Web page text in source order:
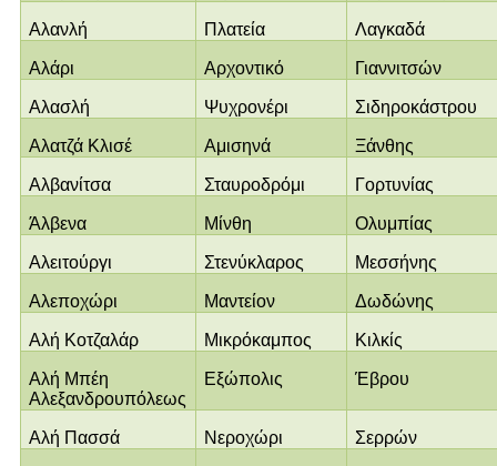
Αλανλή Πλατεία Λαγκαδά
Αλάρι Αρχοντικό Γιαννιτσών
Αλασλή Ψυχρονέρι Σιδηροκάστρου
Αλατζά Κλισέ Αμισηνά Ξάνθης
Αλβανίτσα Σταυροδρόμι Γορτυνίας
Άλβενα Μίνθη Ολυμπίας
Αλειτούργι Στενύκλαρος Μεσσήνης
Αλεποχώρι Μαντείον Δωδώνης
Αλή Κοτζαλάρ Μικρόκαμπος Κιλκίς
Αλή Μπέη
Αλεξανδρουπόλεως
Εξώπολις Έβρου
Αλή Πασσά Νεροχώρι Σερρών